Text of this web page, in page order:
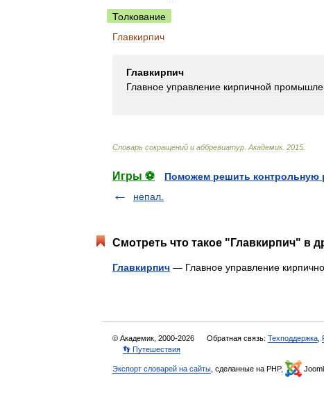
Толкование
Главкирпич
Главкирпич
Главное управление кирпичной
Словарь сокращений и аббревиатур Академик. 2015
Игры ⚽
Поможем решить контрольную
непал.
Смотреть что такое "Главкирпич" в
Главкирпич — Главное управление
© Академик, 2000-2026 Обратная связь: Техподдержка
👣 Путешествия
Экспорт словарей на сайты , сделанные на PHP,